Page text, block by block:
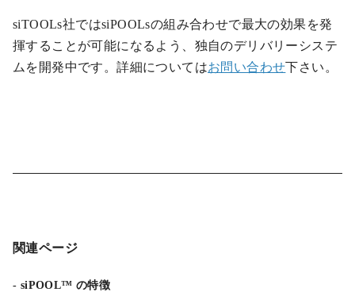
siTOOLs社ではsiPOOLsの組み合わせで最大の効果を発
揮することが可能になるよう、独自のデリバリーシステ
ムを開発中です。詳細についてはお問い合わせ下さい。
関連ページ
siPOOL™ の特徴